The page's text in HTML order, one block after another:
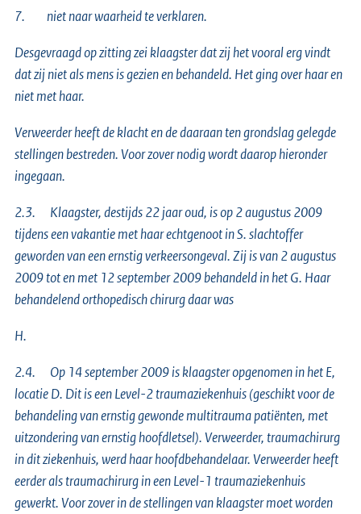
7. niet naar waarheid te verklaren.
Desgevraagd op zitting zei klaagster dat zij het vooral erg vindt
dat zij niet als mens is gezien en behandeld. Het ging over haar en
niet met haar.
Verweerder heeft de klacht en de daaraan ten grondslag gelegde
stellingen bestreden. Voor zover nodig wordt daarop hieronder
ingegaan.
2.3. Klaagster, destijds 22 jaar oud, is op 2 augustus 2009
tijdens een vakantie met haar echtgenoot in S. slachtoffer
geworden van een ernstig verkeersongeval. Zij is van 2 augustus
2009 tot en met 12 september 2009 behandeld in het G. Haar
behandelend orthopedisch chirurg daar was
H.
2.4. Op 14 september 2009 is klaagster opgenomen in het E,
locatie D. Dit is een Level-2 traumaziekenhuis (geschikt voor de
behandeling van ernstig gewonde multitrauma patiënten, met
uitzondering van ernstig hoofdletsel). Verweerder, traumachirurg
in dit ziekenhuis, werd haar hoofdbehandelaar. Verweerder heeft
eerder als traumachirurg in een Level-1 traumaziekenhuis
gewerkt. Voor zover in de stellingen van klaagster moet worden